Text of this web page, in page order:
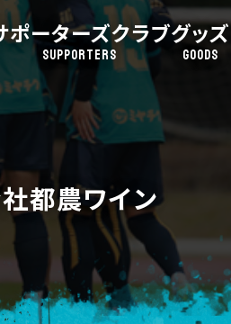
ポーターズクラブ
SUPPORTERS
グッズ
GOODS
都農ワイン